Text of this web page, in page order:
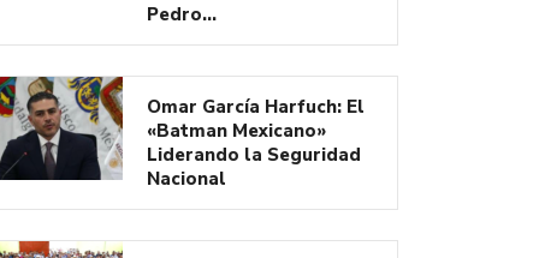
Pedro…
Omar García Harfuch: El
«Batman Mexicano»
Liderando la Seguridad
Nacional